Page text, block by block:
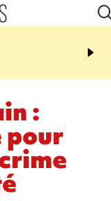
19:05
chute de 6 mètres lors
:
pour